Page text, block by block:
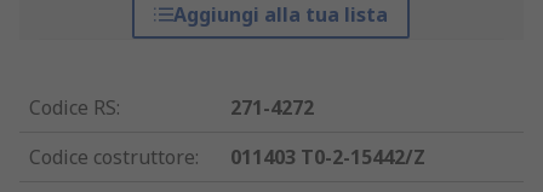
Aggiungi alla tua lista
Codice RS:
271-4272
Codice costruttore:
011403 T0-2-15442/Z